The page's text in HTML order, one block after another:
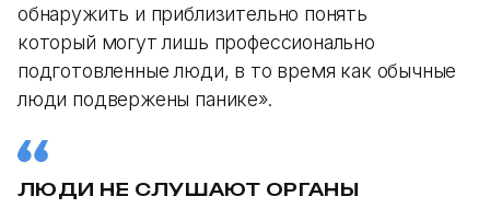
обнаружить и приблизительно понять
который могут лишь профессионально
подготовленные люди, в то время как обычные
люди подвержены панике».
ЛЮДИ НЕ СЛУШАЮТ ОРГАНЫ